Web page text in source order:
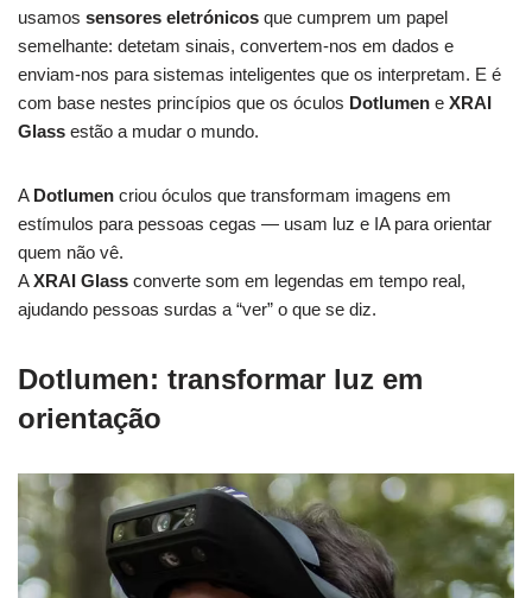
usamos sensores eletrónicos que cumprem um papel
semelhante: detetam sinais, convertem-nos em dados e
enviam-nos para sistemas inteligentes que os interpretam. E é
com base nestes princípios que os óculos Dotlumen e XRAI
Glass estão a mudar o mundo.
A Dotlumen criou óculos que transformam imagens em
estímulos para pessoas cegas — usam luz e IA para orientar
quem não vê.
AXRAI Glass converte som em legendas em tempo real,
ajudando pessoas surdas a “ver” o que se diz.
Dotlumen: transformar luz em
orientação